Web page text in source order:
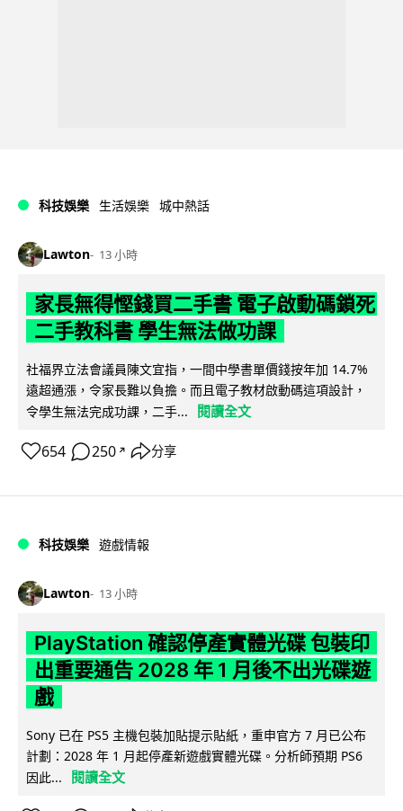
科技娛樂 生活娛樂 城中熱話
Lawton 13 小時
家長無得慳錢買二手書 電子啟動碼鎖死
二手教科書 學生無法做功課
社福界立法會議員陳文宜指，一間中學書單價錢按年加 14.7%
遠超通漲，令家長難以負擔。而且電子教材啟動碼這項設計，
令學生無法完成功課，二手...
閱讀全文
654 250 ↗ 分享
科技娛樂 遊戲情報
Lawton 13 小時
PlayStation 確認停產實體光碟 包裝印
出重要通告 2028 年 1 月後不出光碟遊
戲
Sony 已在 PS5 主機包裝加貼提示貼紙，重申官方 7 月已公布
計劃：2028 年 1 月起停產新遊戲實體光碟。分析師預期 PS6
因此...
閱讀全文